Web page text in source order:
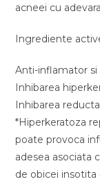
acneei cu
Ingrediente
Anti-inflamator si
Inhibarea
Inhibarea
*Hiperkeratoza
poate provoca
adesea asociata
de obicei insotita